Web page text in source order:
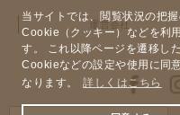
当サイトでは、閲覧状況の把握
Cookie（クッキー）などを利
す。 これ以降ページを遷移した
Cookieなどの設定や使用に同
なります。
詳しくはこちら
運営会社